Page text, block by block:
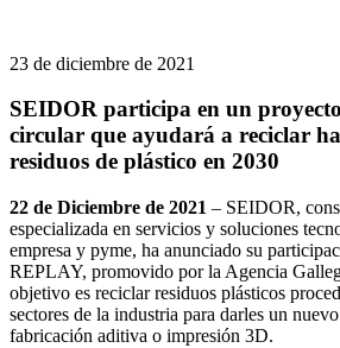
23 de diciembre de 2021
SEIDOR participa en un
circular que ayudará a reciclar
residuos de plástico en 2030
22 de Diciembre de 2021 – SEIDOR,
especializada en servicios y soluciones
empresa y pyme, ha anunciado su
REPLAY, promovido por la Agencia
objetivo es reciclar residuos plásticos
sectores de la industria para darles un
fabricación aditiva o impresión 3D.